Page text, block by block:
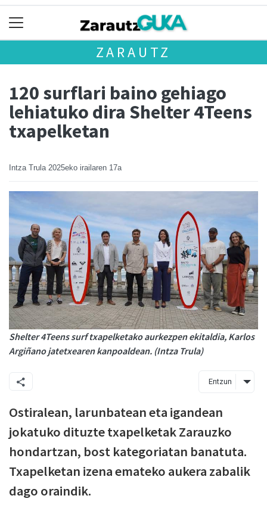
ZARAUTZ
120 surflari baino gehiago
lehiatuko dira Shelter 4Teens
txapelketan
Intza Trula 2025eko irailaren 17a
Shelter 4Teens surf txapelketako aurkezpen ekitaldia, Karlos
Argiñano jatetxearen kanpoaldean. (Intza Trula)
Entzun
Ostiralean, larunbatean eta igandean
jokatuko dituzte txapelketak Zarauzko
hondartzan, bost kategoriatan banatuta.
Txapelketan izena emateko aukera zabalik
dago oraindik.